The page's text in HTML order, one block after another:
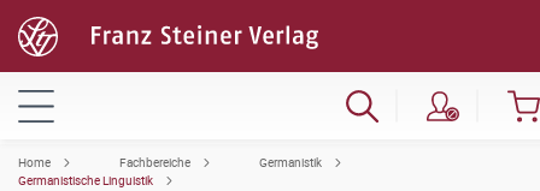
Home Fachbereiche
Germanistik
Germanistische Linguistik